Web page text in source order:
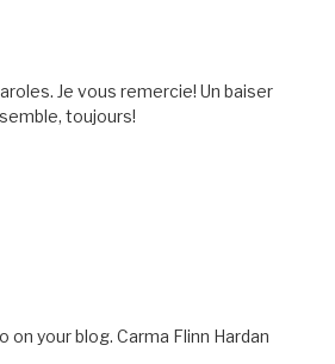
Je vous remercie! Un baiser
toujours!
your blog. Carma Flinn Hardan